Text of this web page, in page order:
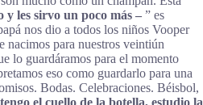
y les sirvo un poco más – ” es
nos dio a todos los niños Vooper
nacimos para nuestros veintiún
lo guardáramos para el momento
eso como guardarlo para una
Bodas. Celebraciones. Béisbol,
el cuello de la botella, estudio la